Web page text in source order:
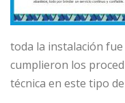
toda la instalación
cumplieron los
técnica en este tipo de